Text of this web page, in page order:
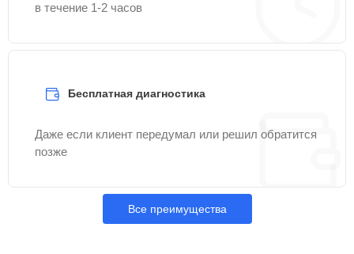
в течение 1-2 часов
Бесплатная диагностика
Даже если клиент передумал или решил обратится
позже
Все преимущества